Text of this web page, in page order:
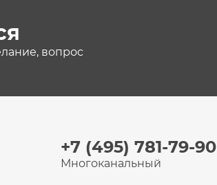
вопрос
+7 (495) 781-79-90
Многоканальный